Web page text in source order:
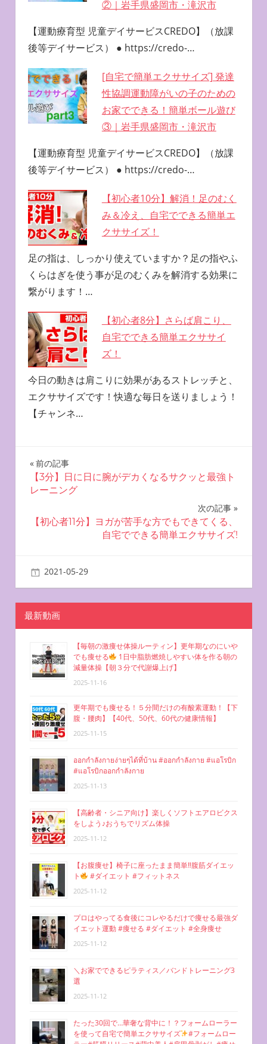
②｜岩手県盛岡市・滝沢市
【運動療育型 児童デイサービスCREDO】（放課
後等デイサービス） ● https://credo-…
[自宅で簡単エクササイズ] 発達
性協調運動障がいの子のための
お家でできる！簡単ボール遊び
③｜岩手県盛岡市・滝沢市
【運動療育型 児童デイサービスCREDO】（放課
後等デイサービス） ● https://credo-…
【初心者10分】解消！足のむく
み＆冷え、自宅でできる簡単エ
クササイズ！
足の指は、しっかり使えていますか？足の指やふ
くらはぎを使う事が足のむくみを解消する効果に
繋がります！…
【初心者8分】さらば肩こり、
自宅でできる簡単エクササイ
ズ！
今日の動きは肩こりに効果があるストレッチと、
エクササイズです！快適な毎日を送りましょう！
【チャンネ…
投
稿
ナ
ー
シ
ョ
ン
前の記事
【3分】日に日に腕がデカくなるサクッと最強ト
レーニング
次の記事
【初心者11分】ヨガが苦手な方でもできてくる、
自宅でできる簡単エクササイズ!
2021-05-29
最新動画
【毎朝の激痩せ体操ルーティン】更年期なのにいや
でも痩せる
1日中脂肪燃焼しやすい体を作る朝の
減量体操【朝３分で代謝爆上げ】
2025-11-16
更年期でも痩せる！５分間だけの有酸素運動！【下
腹・腰肉】【40代、50代、60代の健康情報】
2025-11-15
ออกกำลังกายง่ายๆได้ที่บ้าน #ออกกำลังกาย #แอโรบิก
#แอโรบิกออกกำลังกาย
2025-11-13
【高齢者・シニア向け】楽しくソフトエアロビクス
をしよう♪おうちでリズム体操
2025-11-12
【お腹痩せ】椅子に座ったまま簡単‼︎腹筋ダイエッ
ト
#ダイエット #フィットネス
2025-11-12
プロはやってる食後にコレやるだけで痩せる最強ダ
イエット運動 #痩せる #ダイエット #全身痩せ
2025-11-12
＼お家でできるピラティス／バンドトレーニング3
選
2025-11-12
たった30回で…華奢な背中に！？フォームローラー
を使って自宅で簡単エクササイズ
#フォームロー